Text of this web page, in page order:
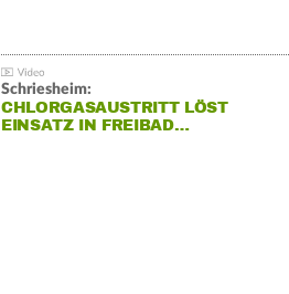
Schriesheim:
CHLORGASAUSTRITT LÖST
EINSATZ IN FREIBAD…